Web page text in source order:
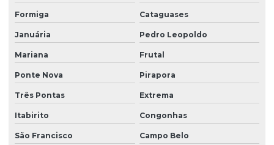
Motoredutor para resfriador de leite
Motoredutor para tanque de água
Motoredutor para tanque de água até 3000 litros
Motoredutor para tanques
Motoredutor para tanques de leite
Motoredutor com variador de velocidade
Formiga Cataguases
Januária Pedro Leopoldo
Mariana Frutal
Ponte Nova Pirapora
Três Pontas Extrema
Itabirito Congonhas
São Francisco Campo Belo